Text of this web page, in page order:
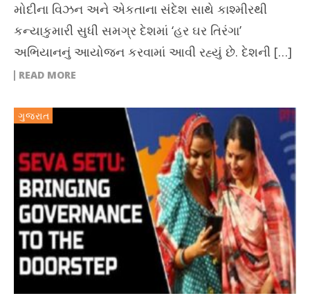
મોદીના વિઝન અને એકતાના સંદેશ સાથે કાશ્મીરથી
કન્યાકુમારી સુધી સમગ્ર દેશમાં ‘હર ઘર તિરંગા’
અભિયાનનું આયોજન કરવામાં આવી રહ્યું છે. દેશની […]
READ MORE
ગુજરાત